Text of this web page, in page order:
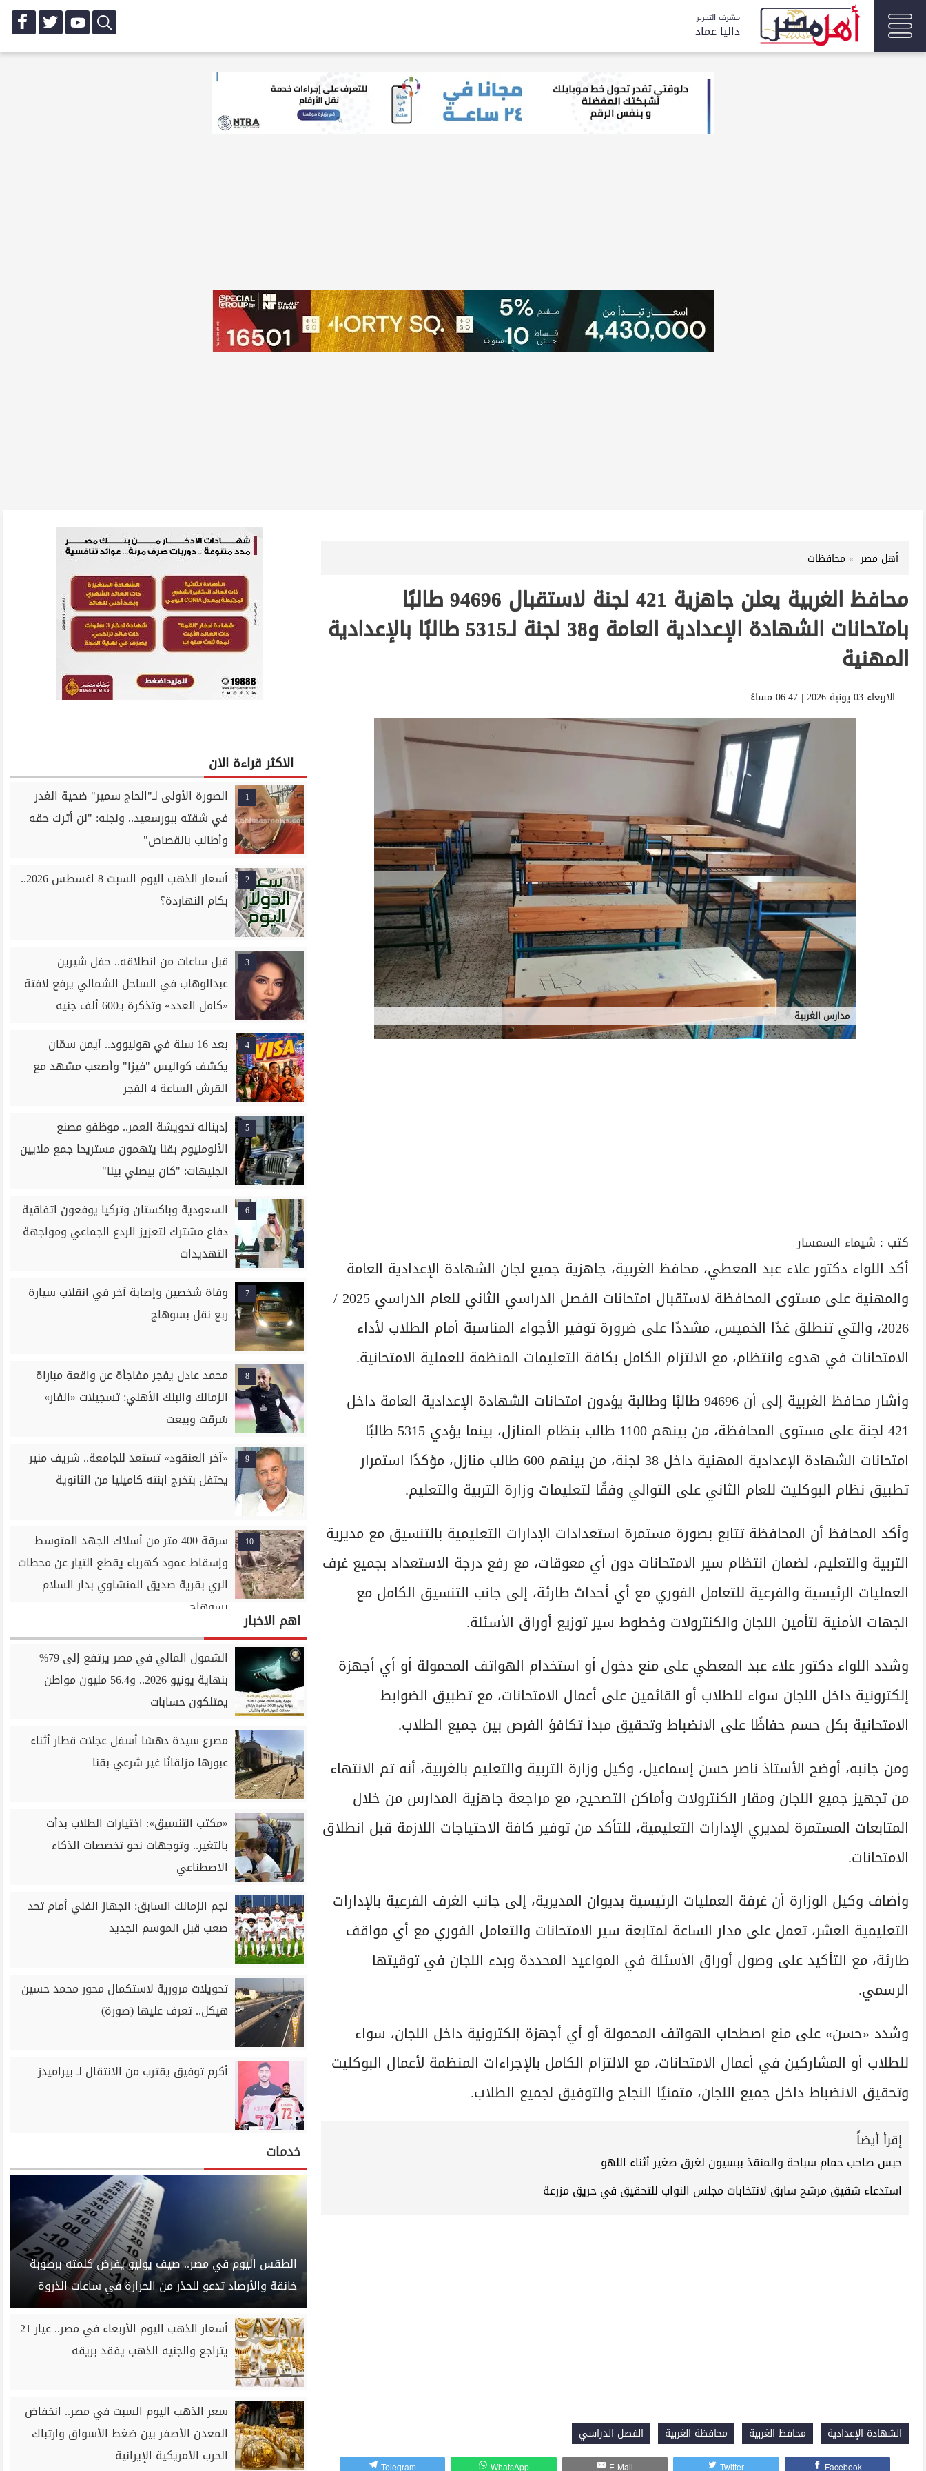
مشرف التحرير
داليا عماد
أهل مصر محافظات
محافظ الغربية يعلن جاهزية 421 لجنة لاستقبال 94696 طالبًا
بامتحانات الشهادة الإعدادية العامة و38 لجنة لـ5315 طالبًا بالإعدادية
المهنية
الاربعاء 03 يونية 2026 | 06:47 مساءً
مدارس الغربية
كتب : شيماء السمسار
أكد اللواء دكتور علاء عبد المعطي، محافظ الغربية، جاهزية جميع لجان الشهادة الإعدادية العامة
والمهنية على مستوى المحافظة لاستقبال امتحانات الفصل الدراسي الثاني للعام الدراسي 2025 /
2026، والتي تنطلق غدًا الخميس، مشددًا على ضرورة توفير الأجواء المناسبة أمام الطلاب لأداء
الامتحانات في هدوء وانتظام، مع الالتزام الكامل بكافة التعليمات المنظمة للعملية الامتحانية.
وأشار محافظ الغربية إلى أن 94696 طالبًا وطالبة يؤدون امتحانات الشهادة الإعدادية العامة داخل
421 لجنة على مستوى المحافظة، من بينهم 1100 طالب بنظام المنازل، بينما يؤدي 5315 طالبًا
امتحانات الشهادة الإعدادية المهنية داخل 38 لجنة، من بينهم 600 طالب منازل، مؤكدًا استمرار
تطبيق نظام البوكليت للعام الثاني على التوالي وفقًا لتعليمات وزارة التربية والتعليم.
وأكد المحافظ أن المحافظة تتابع بصورة مستمرة استعدادات الإدارات التعليمية بالتنسيق مع مديرية
التربية والتعليم، لضمان انتظام سير الامتحانات دون أي معوقات، مع رفع درجة الاستعداد بجميع غرف
العمليات الرئيسية والفرعية للتعامل الفوري مع أي أحداث طارئة، إلى جانب التنسيق الكامل مع
الجهات الأمنية لتأمين اللجان والكنترولات وخطوط سير توزيع أوراق الأسئلة.
وشدد اللواء دكتور علاء عبد المعطي على منع دخول أو استخدام الهواتف المحمولة أو أي أجهزة
إلكترونية داخل اللجان سواء للطلاب أو القائمين على أعمال الامتحانات، مع تطبيق الضوابط
الامتحانية بكل حسم حفاظًا على الانضباط وتحقيق مبدأ تكافؤ الفرص بين جميع الطلاب.
ومن جانبه، أوضح الأستاذ ناصر حسن إسماعيل، وكيل وزارة التربية والتعليم بالغربية، أنه تم الانتهاء
من تجهيز جميع اللجان ومقار الكنترولات وأماكن التصحيح، مع مراجعة جاهزية المدارس من خلال
المتابعات المستمرة لمديري الإدارات التعليمية، للتأكد من توفير كافة الاحتياجات اللازمة قبل انطلاق
الامتحانات.
وأضاف وكيل الوزارة أن غرفة العمليات الرئيسية بديوان المديرية، إلى جانب الغرف الفرعية بالإدارات
التعليمية العشر، تعمل على مدار الساعة لمتابعة سير الامتحانات والتعامل الفوري مع أي مواقف
طارئة، مع التأكيد على وصول أوراق الأسئلة في المواعيد المحددة وبدء اللجان في توقيتها
الرسمي.
وشدد «حسن» على منع اصطحاب الهواتف المحمولة أو أي أجهزة إلكترونية داخل اللجان، سواء
للطلاب أو المشاركين في أعمال الامتحانات، مع الالتزام الكامل بالإجراءات المنظمة لأعمال البوكليت
وتحقيق الانضباط داخل جميع اللجان، متمنيًا النجاح والتوفيق لجميع الطلاب.
إقرأ أيضاً
حبس صاحب حمام سباحة والمنقذ ببسيون لغرق صغير أثناء اللهو
استدعاء شقيق مرشح سابق لانتخابات مجلس النواب للتحقيق في حريق مزرعة
الشهادة الإعدادية محافظ الغربية محافظة الغربية الفصل الدراسي
Facebook
Twitter
E-Mail
WhatsApp
Telegram
الاكثر قراءة الان
1
الصورة الأولى لـ"الحاج سمير" ضحية الغدر
في شقته ببورسعيد.. ونجله: "لن أترك حقه
وأطالب بالقصاص"
2
أسعار الذهب اليوم السبت 8 اغسطس 2026..
بكام النهاردة؟
3
قبل ساعات من انطلاقه.. حفل شيرين
عبدالوهاب في الساحل الشمالي يرفع لافتة
«كامل العدد» وتذكرة بـ600 ألف جنيه
4
بعد 16 سنة في هوليوود.. أيمن سمّان
يكشف كواليس "فيزا" وأصعب مشهد مع
القرش الساعة 4 الفجر
5
إديناله تحويشة العمر.. موظفو مصنع
الألومنيوم بقنا يتهمون مستريحا جمع ملايين
الجنيهات: "كان بيصلي بينا"
6
السعودية وباكستان وتركيا يوفعون اتفاقية
دفاع مشترك لتعزيز الردع الجماعي ومواجهة
التهديدات
7
وفاة شخصين وإصابة آخر في انقلاب سيارة
ربع نقل بسوهاج
8
محمد عادل يفجر مفاجأة عن واقعة مباراة
الزمالك والبنك الأهلي: تسجيلات «الفار»
سُرقت وبيعت
9
«آخر العنقود» تستعد للجامعة.. شريف منير
يحتفل بتخرج ابنته كاميليا من الثانوية
10
سرقة 400 متر من أسلاك الجهد المتوسط
وإسقاط عمود كهرباء يقطع التيار عن محطات
الري بقرية صديق المنشاوي بدار السلام
بسوهاج
اهم الاخبار
الشمول المالي في مصر يرتفع إلى 79%
بنهاية يونيو 2026.. و56.4 مليون مواطن
يمتلكون حسابات
مصرع سيدة دهسًا أسفل عجلات قطار أثناء
عبورها مزلقانًا غير شرعي بقنا
«مكتب التنسيق»: اختيارات الطلاب بدأت
بالتغير.. وتوجهات نحو تخصصات الذكاء
الاصطناعي
نجم الزمالك السابق: الجهاز الفني أمام تحد
صعب قبل الموسم الجديد
تحويلات مرورية لاستكمال محور محمد حسين
هيكل.. تعرف عليها (صورة)
أكرم توفيق يقترب من الانتقال لـ بيراميدز
خدمات
الطقس اليوم في مصر.. صيف يوليو يفرض كلمته برطوبة
خانقة والأرصاد تدعو للحذر من الحرارة في ساعات الذروة
أسعار الذهب اليوم الأربعاء في مصر.. عيار 21
يتراجع والجنيه الذهب يفقد بريقه
سعر الذهب اليوم السبت في مصر.. انخفاض
المعدن الأصفر بين ضغط الأسواق وارتباك
الحرب الأمريكية الإيرانية